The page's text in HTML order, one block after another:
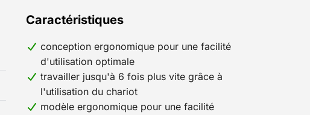
Caractéristiques
conception ergonomique pour une facilité
d'utilisation optimale
travailler jusqu'à 6 fois plus vite grâce à
l'utilisation du chariot
modèle ergonomique pour une facilité